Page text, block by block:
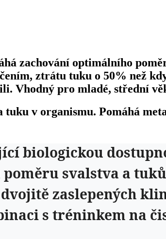
zachování optimálního
ztrátu tuku o 50% než
Vhodný pro mladé, střední
v organismu. Pomáhá
biologickou
svalstva a
zaslepených
s tréninkem na